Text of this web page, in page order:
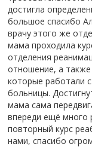
достигла
большое спасибо
врачу этого же
мама проходила
отделения
отношение, а
которые работали
больницы.
мама сама
впереди ещё много
повторный курс
нами, спасибо